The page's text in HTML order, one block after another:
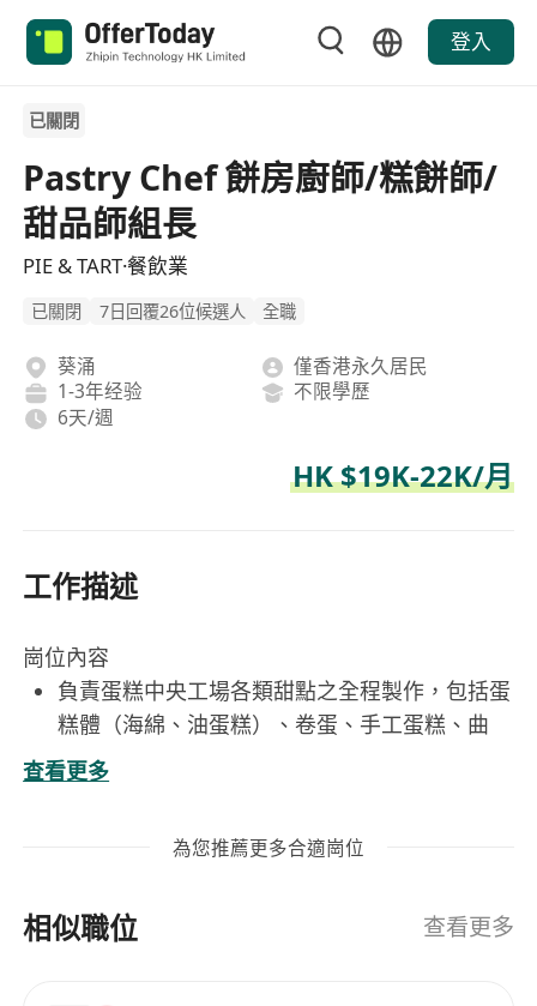
登入
已關閉
Pastry Chef 餅房廚師/糕餅師/
甜品師組長
PIE & TART·餐飲業
已關閉 7日回覆26位候選人 全職
葵涌
僅香港永久居民
1-3年经验
不限學歷
6天/週
HK $19K-22K/月
工作描述
崗位內容
負責蛋糕中央工場各類甜點之全程製作，包括蛋
糕體（海綿、油蛋糕）、卷蛋、手工蛋糕、曲
奇、蛋撻底、慕斯、布丁、忌廉等，確保口感與
質感符合標準規格。
面、糖藝、水果擺盤等技巧提升產品視覺表現與
統籌3–4人糕點團隊之日常運作，包括排班協
查看更多
為您推薦更多合適崗位
相似職位 查看更多